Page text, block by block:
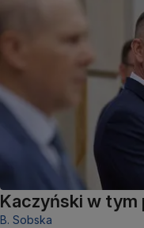
Kaczyński w tym
B. Sobska